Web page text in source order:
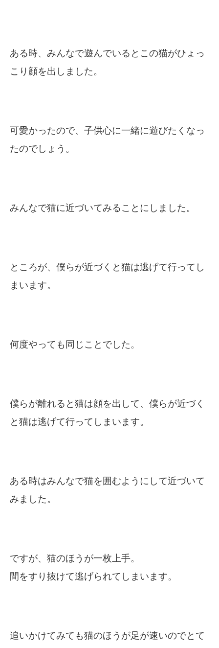
ある時、みんなで遊んでいるとこの猫がひょっ
こり顔を出しました。
可愛かったので、子供心に一緒に遊びたくなっ
たのでしょう。
みんなで猫に近づいてみることにしました。
ところが、僕らが近づくと猫は逃げて行ってし
まいます。
何度やっても同じことでした。
僕らが離れると猫は顔を出して、僕らが近づく
と猫は逃げて行ってしまいます。
ある時はみんなで猫を囲むようにして近づいて
みました。
ですが、猫のほうが一枚上手。
間をすり抜けて逃げられてしまいます。
追いかけてみても猫のほうが足が速いのでとて